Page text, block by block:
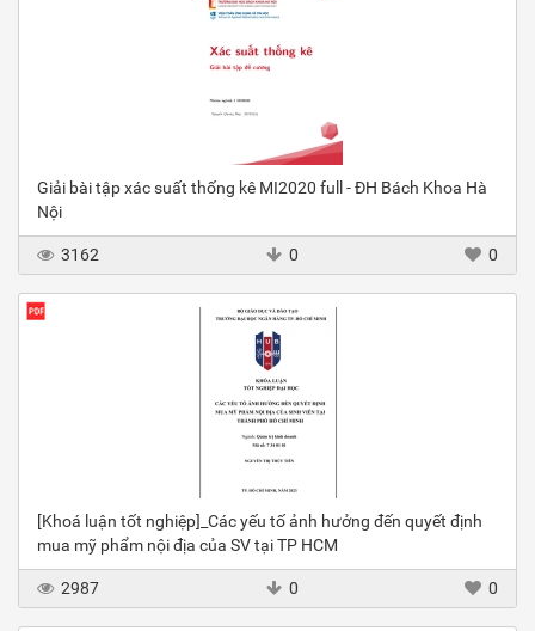
Giải bài tập xác suất thống kê MI2020 full - ĐH Bách Khoa Hà
Nội
3162 0 0
[Khoá luận tốt nghiệp]_Các yếu tố ảnh hưởng đến quyết định
mua mỹ phẩm nội địa của SV tại TP HCM
2987 0 0